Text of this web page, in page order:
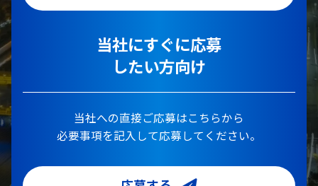
当社にすぐに応募
したい方向け
当社への直接ご応募はこちらから
必要事項を記入して応募してください。